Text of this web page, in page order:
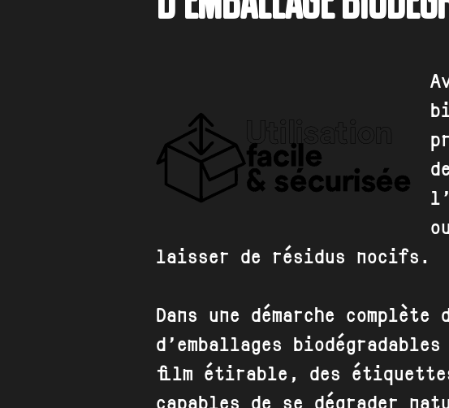
laisser de résidus nocifs.
Dans une démarche
d’emballages
film étirable, des
capables de se dégrader